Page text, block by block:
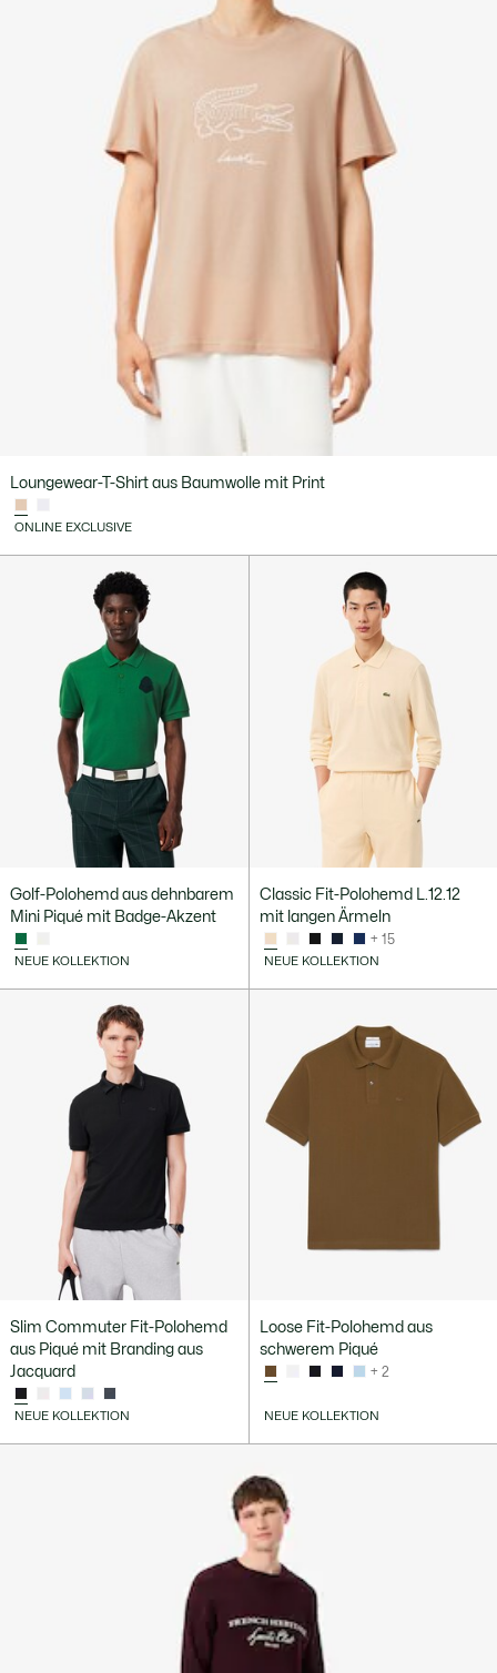
Loungewear-T-Shirt aus Baumwolle mit Print
ONLINE EXCLUSIVE
Golf-Polohemd aus dehnbarem
Mini Piqué mit Badge-Akzent
NEUE KOLLEKTION
Classic Fit-Polohemd L.12.12
mit langen Ärmeln
+ 15
NEUE KOLLEKTION
Slim Commuter Fit-Polohemd
aus Piqué mit Branding aus
Jacquard
NEUE KOLLEKTION
Loose Fit-Polohemd aus
schwerem Piqué
+ 2
NEUE KOLLEKTION